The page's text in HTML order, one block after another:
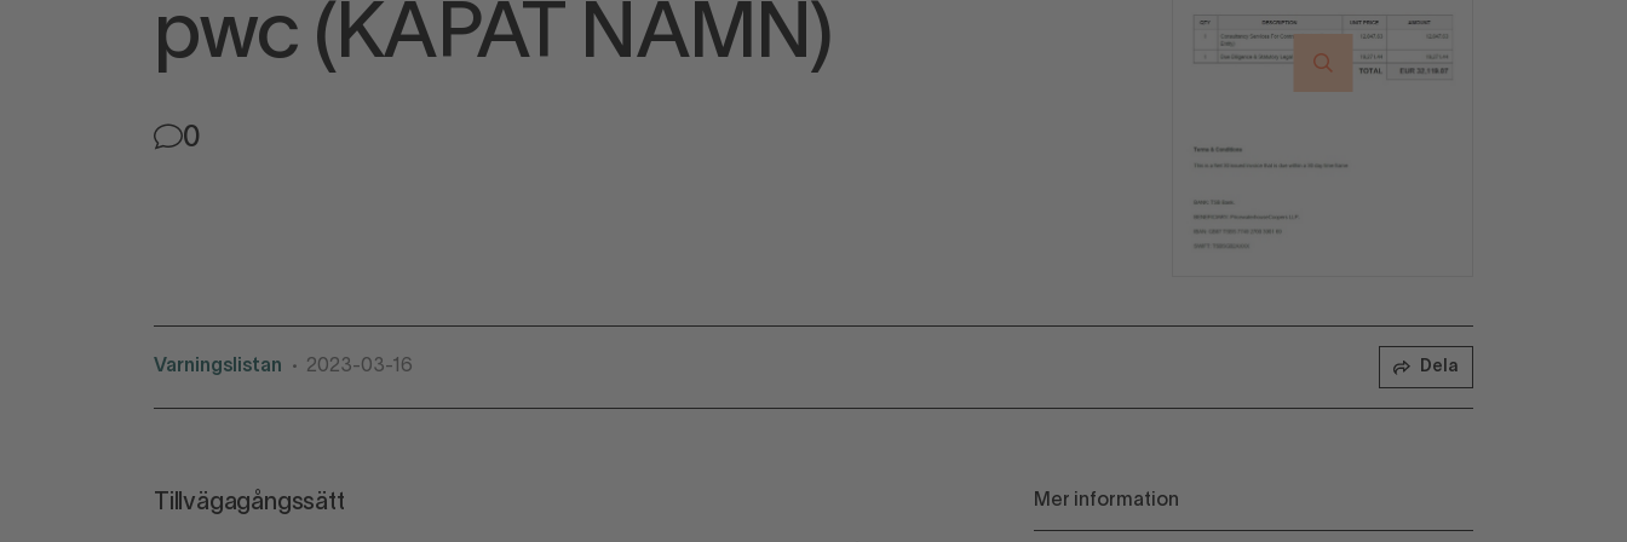
pwc (KAPAT NAMN)
0
Varningslistan • 2023-03-16 Dela
Tillvägagångssätt Mer information